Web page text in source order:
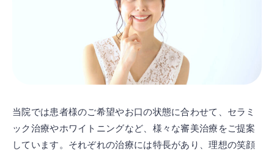
当院では患者様のご希望やお口の状態に合わせて、セラミ
ック治療やホワイトニングなど、様々な審美治療をご提案
しています。それぞれの治療には特長があり、理想の笑顔